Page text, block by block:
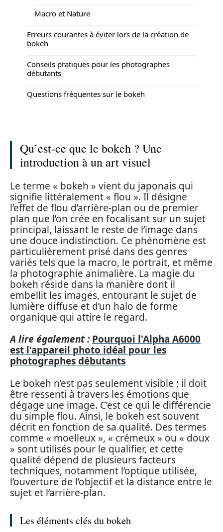
Macro et Nature
Erreurs courantes à éviter lors de la création de
bokeh
Conseils pratiques pour les photographes
débutants
Questions fréquentes sur le bokeh
Qu’est-ce que le bokeh ? Une
introduction à un art visuel
Le terme « bokeh » vient du japonais qui
signifie littéralement « flou ». Il désigne
l’effet de flou d’arrière-plan ou de premier
plan que l’on crée en focalisant sur un sujet
principal, laissant le reste de l’image dans
une douce indistinction. Ce phénomène est
particulièrement prisé dans des genres
variés tels que la macro, le portrait, et même
la photographie animalière. La magie du
bokeh réside dans la manière dont il
embellit les images, entourant le sujet de
lumière diffuse et d’un halo de forme
organique qui attire le regard.
A lire également : Pourquoi l'Alpha A6000
est l'appareil photo idéal pour les
photographes débutants
Le bokeh n’est pas seulement visible ; il doit
être ressenti à travers les émotions que
dégage une image. C’est ce qui le différencie
du simple flou. Ainsi, le bokeh est souvent
décrit en fonction de sa qualité. Des termes
comme « moelleux », « crémeux » ou « doux
» sont utilisés pour le qualifier, et cette
qualité dépend de plusieurs facteurs
techniques, notamment l’optique utilisée,
l’ouverture de l’objectif et la distance entre le
sujet et l’arrière-plan.
Les éléments clés du bokeh